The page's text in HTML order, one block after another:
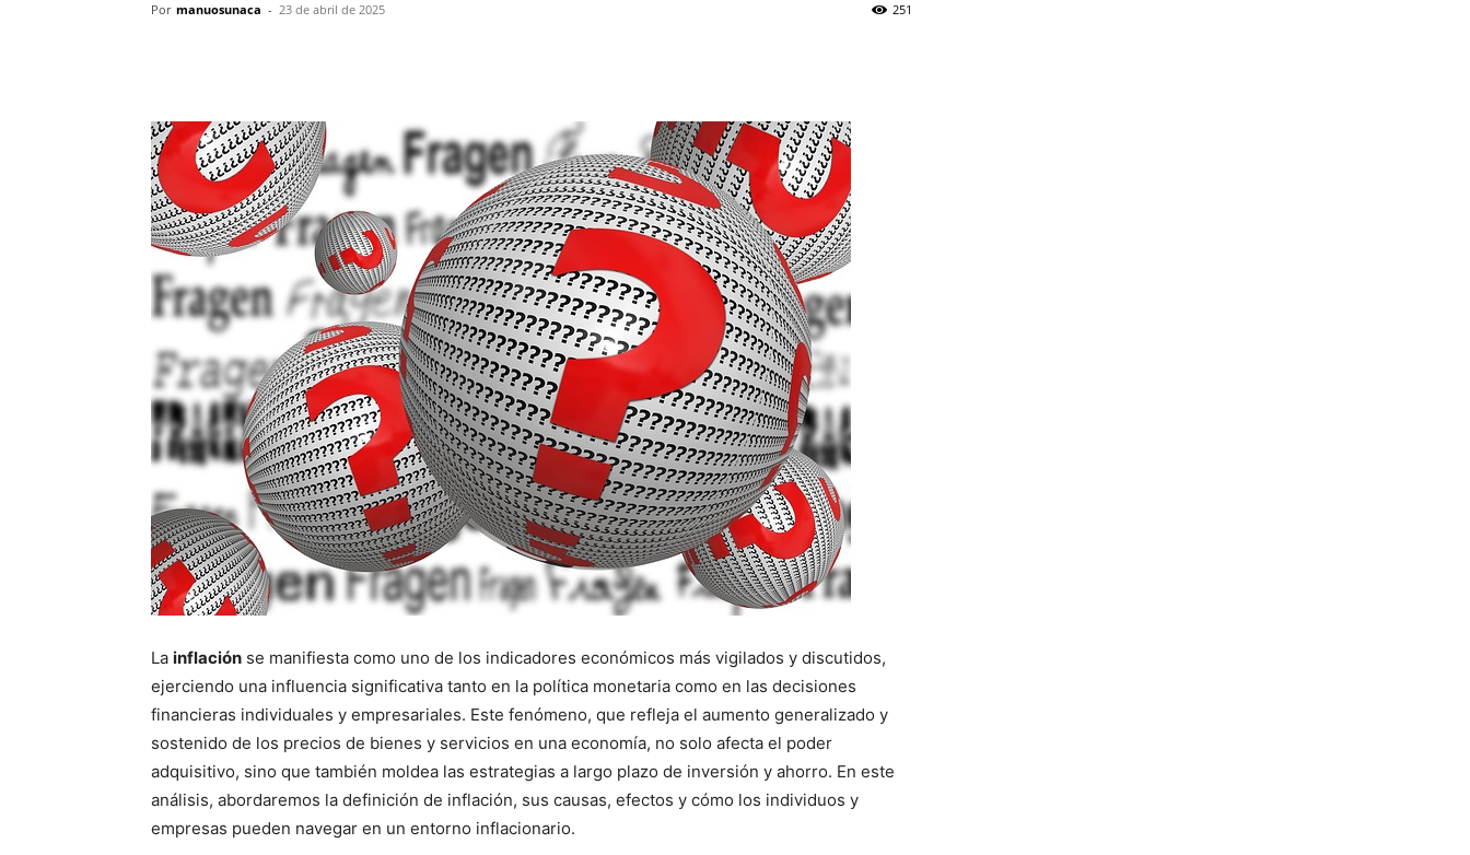
Por manuosunaca - 23 de abril de 2025 251
La inflación se manifiesta como uno de los indicadores económicos más vigilados y discutidos,
ejerciendo una influencia significativa tanto en la política monetaria como en las decisiones
financieras individuales y empresariales. Este fenómeno, que refleja el aumento generalizado y
sostenido de los precios de bienes y servicios en una economía, no solo afecta el poder
adquisitivo, sino que también moldea las estrategias a largo plazo de inversión y ahorro. En este
análisis, abordaremos la definición de inflación, sus causas, efectos y cómo los individuos y
empresas pueden navegar en un entorno inflacionario.